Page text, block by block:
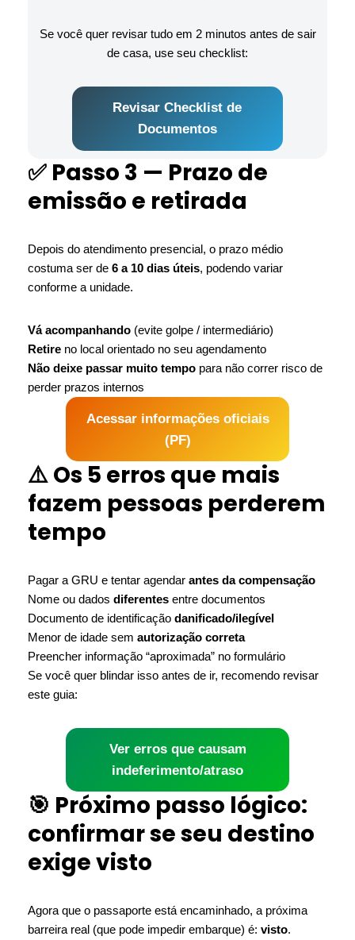
Se você quer revisar tudo em 2 minutos antes de sair
de casa, use seu checklist:
Revisar Checklist de
Documentos
✅ Passo 3 — Prazo de
emissão e retirada
Depois do atendimento presencial, o prazo médio
costuma ser de 6 a 10 dias úteis, podendo variar
conforme a unidade.
Vá acompanhando (evite golpe / intermediário)
Retire no local orientado no seu agendamento
Não deixe passar muito tempo para não correr risco de
perder prazos internos
Acessar informações oficiais
(PF)
⚠️ Os 5 erros que mais
fazem pessoas perderem
tempo
Pagar a GRU e tentar agendar antes da compensação
Nome ou dados diferentes entre documentos
Documento de identificação danificado/ilegível
Menor de idade sem autorização correta
Preencher informação “aproximada” no formulário
Se você quer blindar isso antes de ir, recomendo revisar
este guia:
Ver erros que causam
indeferimento/atraso
🎯 Próximo passo lógico:
confirmar se seu destino
exige visto
Agora que o passaporte está encaminhado, a próxima
barreira real (que pode impedir embarque) é: visto.